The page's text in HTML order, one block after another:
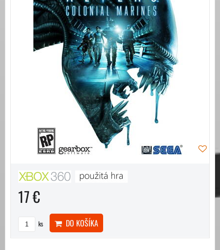
17 €
ks DO KOŠÍKA